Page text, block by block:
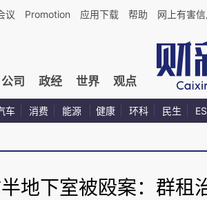
议 Promotion 应用下载 帮助 网上有害
公司 政经 世界 观点
车 消费 能源 健康 环科 民生
地下室被殴案：群租